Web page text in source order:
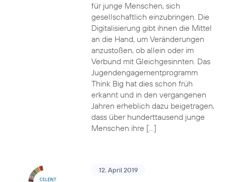
für junge Menschen, sich
gesellschaftlich einzubringen. Die
Digitalisierung gibt ihnen die Mittel
an die Hand, um Veränderungen
anzustoßen, ob allein oder im
Verbund mit Gleichgesinnten. Das
Jugendengagementprogramm
Think Big hat dies schon früh
erkannt und in den vergangenen
Jahren erheblich dazu beigetragen,
dass über hunderttausend junge
Menschen ihre […]
12. April 2019